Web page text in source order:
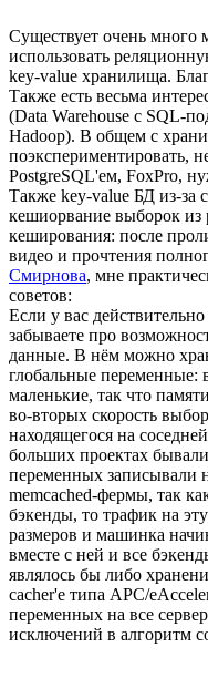
Существует очень много
использовать
key-value хранилища.
Также есть весьма
(Data Warehouse с SQL-
Hadoop). В общем с
поэкспериментировать,
PostgreSQL'ем, FoxPro,
Также key-value БД из-за
кешиорвание выборок из
кеширования: после
видео и прочтения
Смирнова, мне
советов:
Если у вас
забываете про
данные. В нём можно
глобальные переменные:
маленькие, так что
во-вторых скорость
находящегося на
больших проектах
переменных записывали
memcached-фермы, так
бэкенды, то трафик на
размеров и машинка
вместе с ней и все
являлось бы либо
cacher'e типа APC/
переменных на все
исключений в алгоритм